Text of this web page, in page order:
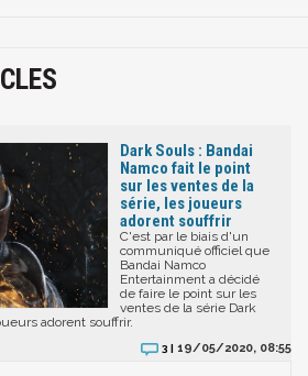
Dark Souls : Bandai
Namco fait le point
sur les ventes de la
série, les joueurs
adorent souffrir
C'est par le biais d'un
communiqué officiel que
Bandai Namco
Entertainment a décidé
de faire le point sur les
ventes de la série Dark
adorent souffrir.
3 | 19/05/2020, 08:55